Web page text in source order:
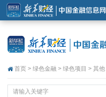
首页 > 绿色金融 > 绿色项目 > 其他